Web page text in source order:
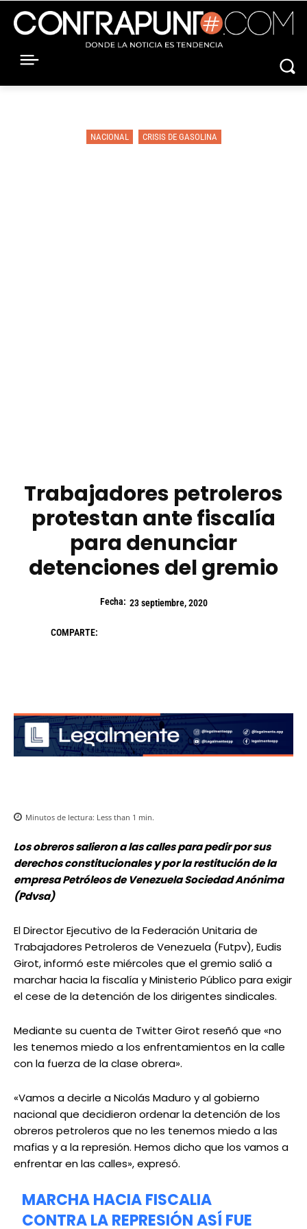
NACIONAL CRISIS DE GASOLINA
Trabajadores petroleros
protestan ante fiscalía
para denunciar
detenciones del gremio
Fecha: 23 septiembre, 2020
COMPARTE:
Minutos de lectura: Less than 1 min.
Los obreros salieron a las calles para pedir por sus
derechos constitucionales y por la restitución de la
empresa Petróleos de Venezuela Sociedad Anónima
(Pdvsa)
El Director Ejecutivo de la Federación Unitaria de
Trabajadores Petroleros de Venezuela (Futpv), Eudis
Girot, informó este miércoles que el gremio salió a
marchar hacia la fiscalía y Ministerio Público para exigir
el cese de la detención de los dirigentes sindicales.
Mediante su cuenta de Twitter Girot reseñó que «no
les tenemos miedo a los enfrentamientos en la calle
con la fuerza de la clase obrera».
«Vamos a decirle a Nicolás Maduro y al gobierno
nacional que decidieron ordenar la detención de los
obreros petroleros que no les tenemos miedo a las
mafias y a la represión. Hemos dicho que los vamos a
enfrentar en las calles», expresó.
MARCHA HACIA FISCALIA
CONTRA LA REPRESIÓN ASÍ FUE